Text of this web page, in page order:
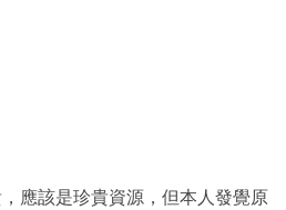
應該是珍貴資源，但本人發覺原